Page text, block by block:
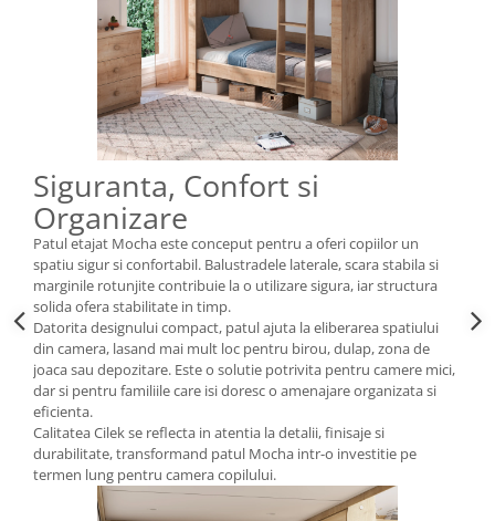
Siguranta, Confort si
Organizare
Patul etajat Mocha este conceput pentru a oferi copiilor un
spatiu sigur si confortabil. Balustradele laterale, scara stabila si
marginile rotunjite contribuie la o utilizare sigura, iar structura
solida ofera stabilitate in timp.
Datorita designului compact, patul ajuta la eliberarea spatiului
din camera, lasand mai mult loc pentru birou, dulap, zona de
joaca sau depozitare. Este o solutie potrivita pentru camere mici,
dar si pentru familiile care isi doresc o amenajare organizata si
eficienta.
Calitatea Cilek se reflecta in atentia la detalii, finisaje si
durabilitate, transformand patul Mocha intr-o investitie pe
termen lung pentru camera copilului.